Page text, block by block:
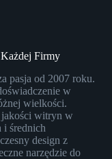
Firmy
pasja od 2007 roku.
w
wielkości.
jakości witryn w
i średnich
design z
narzędzie do